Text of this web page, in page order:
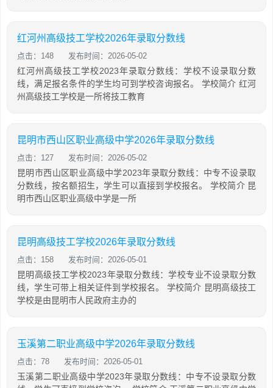
红河州高级技工学校2026年录取分数线
点击：148 发布时间：2026-05-02
红河州高级技工学校2023年录取分数线：学校不设录取分数
线，满足报名条件的学生均可到学校咨询报名。 学校简介 红河
州高级技工学校是一所将技工教育
昆明市西山区职业高级中学2026年录取分数线
点击：127 发布时间：2026-05-02
昆明市西山区职业高级中学2023年录取分数线：中专不设录取
分数线，按名额招生，学生可以直接到学校报名。 学校简介 昆
明市西山区职业高级中学是一所
昆明高级技工学校2026年录取分数线
点击：158 发布时间：2026-05-01
昆明高级技工学校2023年录取分数线：学校专业不设录取分数
线，学生可带上相关证件到学校报名。 学校简介 昆明高级技工
学校是由昆明市人民政府主办的
玉溪第二职业高级中学2026年录取分数线
点击：78 发布时间：2026-05-01
玉溪第二职业高级中学2023年录取分数线：中专不设录取分数